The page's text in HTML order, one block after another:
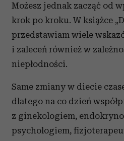
Możesz jednak zacząć od
krok po kroku. W książce
przedstawiam wiele
i zaleceń również w
niepłodności.
Same zmiany w diecie
dlatego na co dzień
z ginekologiem,
psychologiem,